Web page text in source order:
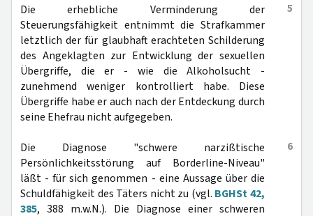
5
Die erhebliche Verminderung der
Steuerungsfähigkeit entnimmt die Strafkammer
letztlich der für glaubhaft erachteten Schilderung
des Angeklagten zur Entwicklung der sexuellen
Übergriffe, die er - wie die Alkoholsucht -
zunehmend weniger kontrolliert habe. Diese
Übergriffe habe er auch nach der Entdeckung durch
seine Ehefrau nicht aufgegeben.
6
Die Diagnose "schwere narzißtische
Persönlichkeitsstörung auf Borderline-Niveau"
läßt - für sich genommen - eine Aussage über die
Schuldfähigkeit des Täters nicht zu (vgl. BGHSt 42,
385, 388 m.w.N.). Die Diagnose einer schweren